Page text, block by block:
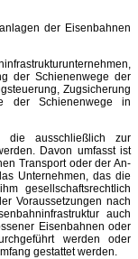
der Eisenbahnen
der Schienenwege der
Zugsicherung
der Schienenwege in
die ausschließlich zur
Davon umfasst ist
Transport oder der An-
Unternehmen, das die
gesellschaftsrechtlich
Voraussetzungen nach
auch
Eisenbahnen oder
werden oder
gestattet werden.